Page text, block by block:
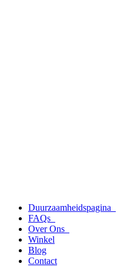
Duurzaamheidspagina
FAQs
Over Ons
Winkel
Blog
Contact